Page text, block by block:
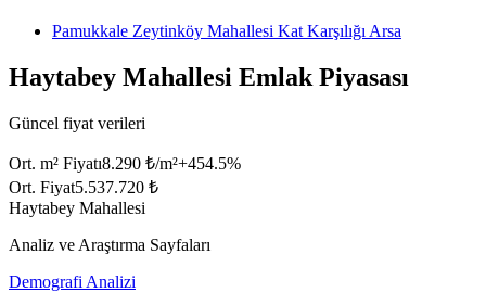
Pamukkale Zeytinköy Mahallesi Kat Karşılığı Arsa
Haytabey Mahallesi Emlak Piyasası
Güncel fiyat verileri
Ort. m² Fiyatı8.290 ₺/m²+454.5%
Ort. Fiyat5.537.720 ₺
Haytabey Mahallesi
Analiz ve Araştırma Sayfaları
Demografi Analizi